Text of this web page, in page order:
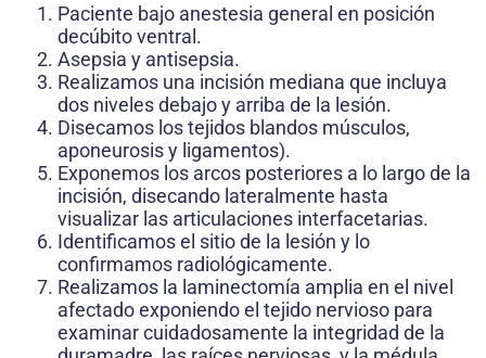
Paciente bajo anestesia general en posición
decúbito ventral.
Asepsia y antisepsia.
Realizamos una incisión mediana que incluya
dos niveles debajo y arriba de la lesión.
Disecamos los tejidos blandos músculos,
aponeurosis y ligamentos).
Exponemos los arcos posteriores a lo largo de la
incisión, disecando lateralmente hasta
visualizar las articulaciones interfacetarias.
Identificamos el sitio de la lesión y lo
confirmamos radiológicamente.
Realizamos la laminectomía amplia en el nivel
afectado exponiendo el tejido nervioso para
examinar cuidadosamente la integridad de la